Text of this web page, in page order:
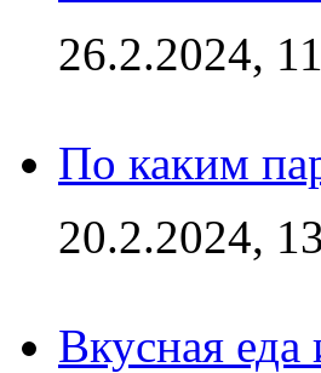
26.2.2024,
По каким
20.2.2024,
Вкусная еда